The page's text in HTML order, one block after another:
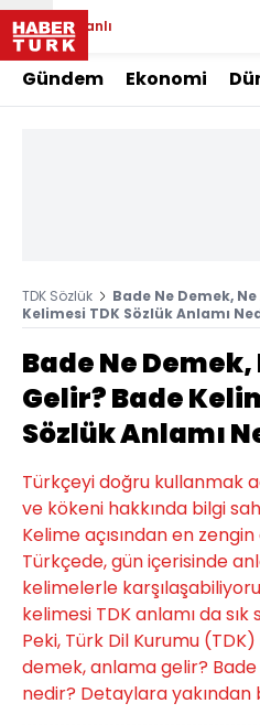
Canlı
Gündem Ekonomi
TDK Sözlük
Bade Ne Demek,
Kelimesi TDK Sözlük Anlamı
Bade Ne
Gelir? Bade
Sözlük Anlamı
Türkçeyi doğru kullanmak
ve kökeni hakkında bilgi
Kelime açısından en
Türkçede, gün içerisinde
kelimelerle
kelimesi TDK anlamı da
Peki, Türk Dil Kurumu
demek, anlama gelir?
nedir? Detaylara yakından